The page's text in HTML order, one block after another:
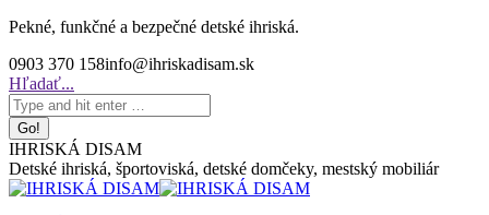
Skip
content
Pekné, funkčné a bezpečné detské ihriská.
0903 370 158info@ihriskadisam.sk
Search:
Hľadať...
IHRISKÁ DISAM
Detské ihriská, športoviská, detské domčeky, mestský mobiliár